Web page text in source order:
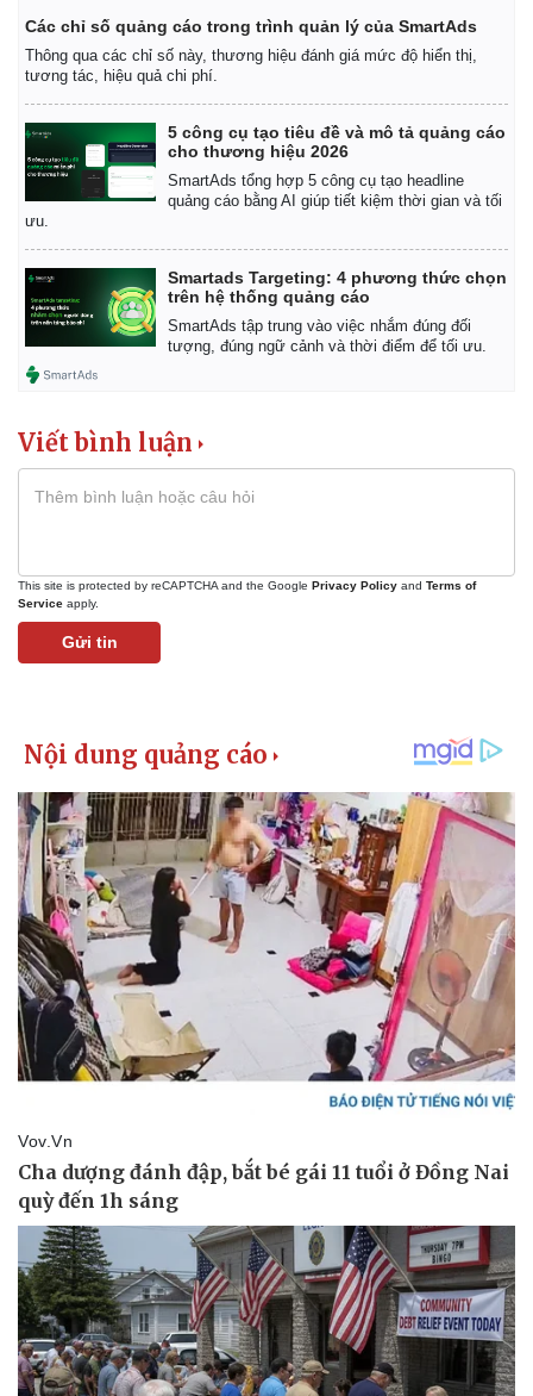
Kinh tế
Bất động sản
Khởi nghiệp
Tiêu dùng
Tỷ giá
Chứng khoán
Giá cà phê
Các chỉ số quảng cáo trong trình quản lý của SmartAds
Thông qua các chỉ số này, thương hiệu đánh giá mức độ hiển thị,
tương tác, hiệu quả chi phí.
5 công cụ tạo tiêu đề và mô tả quảng cáo
cho thương hiệu 2026
SmartAds tổng hợp 5 công cụ tạo headline
quảng cáo bằng AI giúp tiết kiệm thời gian và tối
ưu.
Smartads Targeting: 4 phương thức chọn
trên hệ thống quảng cáo
SmartAds tập trung vào việc nhắm đúng đối
tượng, đúng ngữ cảnh và thời điểm để tối ưu.
Viết bình luận
This site is protected by reCAPTCHA and the Google Privacy Policy and Terms of
Service apply.
Gửi tin